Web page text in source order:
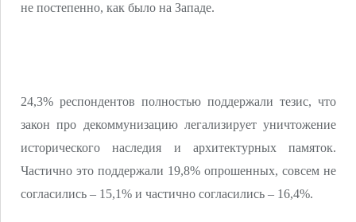
не постепенно, как было на Западе.
24,3% респондентов полностью поддержали тезис, что
закон про декоммунизацию легализирует уничтожение
исторического наследия и архитектурных памяток.
Частично это поддержали 19,8% опрошенных, совсем не
согласились – 15,1% и частично согласились – 16,4%.